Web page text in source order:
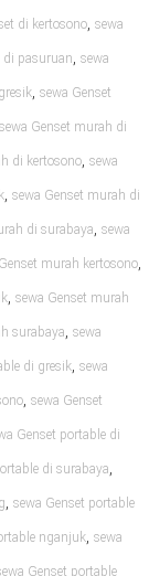
di kertosono, sewa
di pasuruan, sewa
, sewa Genset
sewa Genset murah di
di kertosono, sewa
, sewa Genset murah di
di surabaya, sewa
murah kertosono,
, sewa Genset murah
surabaya, sewa
di gresik, sewa
, sewa Genset
Genset portable di
di surabaya,
, sewa Genset portable
nganjuk, sewa
Genset portable